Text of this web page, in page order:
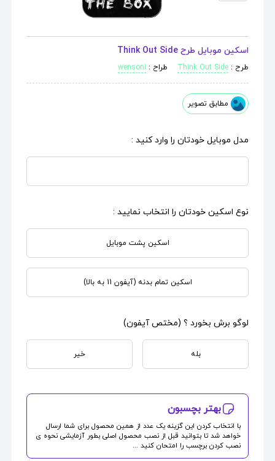
اسکین موبایل طرح Think Out Side
طرح : Think Out Side طراح : wensoni
مدل موبایل خودتان را وارد کنید :
نوع اسکین خودتان را انتخاب نمایید :
اسکین پشت موبایل
اسکین تمام بدنه (آیفون 11 به بالا)
لوگو برش بخورد ؟ (مختص آیفون)
بله خیر
بهتر بچسبون
با انتخاب کردن این گزینه یک عدد از همین محصول برای شما ارسال
خواهد شد تا بتوانید قبل از نصب محصول اصلی بطور آزمایشی نحوه ی
نصب کردن برچسب را امتحان کنید ...
مطابق تصویر